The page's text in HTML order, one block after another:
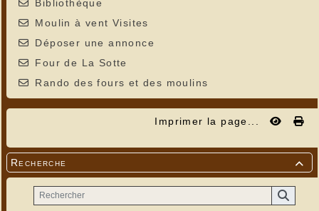
Bibliothèque
Moulin à vent Visites
Déposer une annonce
Four de La Sotte
Rando des fours et des moulins
Imprimer la page...

Recherche